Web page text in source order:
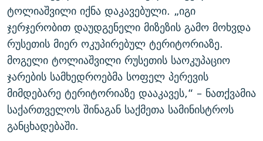
ტოლიაშვილი იქნა დაკავებული. „იგი
ჯერჯერობით დაუდგენელი მიზეზის გამო მოხვდა
რუსეთის მიერ ოკუპირებულ ტერიტორიაზე.
მოგელი ტოლიაშვილი რუსეთის საოკუპაციო
ჯარების სამხედროებმა სოფელ პერევის
მიმდებარე ტერიტორიაზე დააკავეს,“ – ნათქვამია
საქართველოს შინაგან საქმეთა სამინისტროს
განცხადებაში.